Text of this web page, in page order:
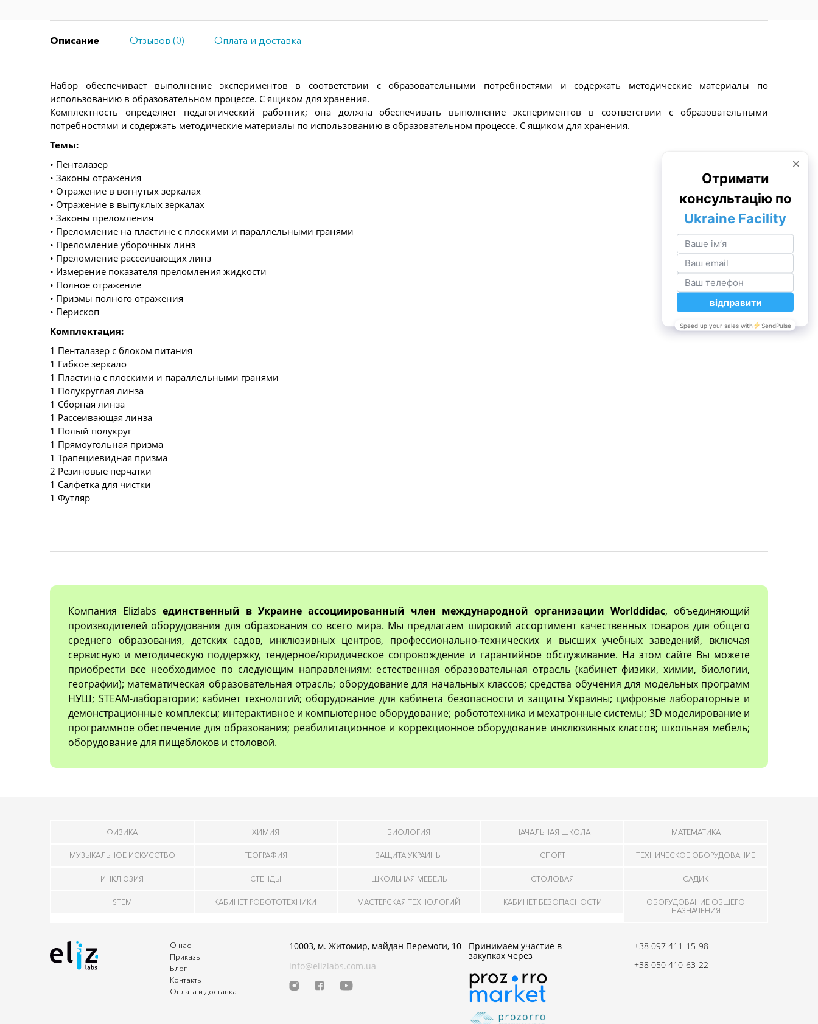
Описание Отзывов (0) Оплата и доставка
Набор обеспечивает выполнение экспериментов в соответствии с образовательными потребностями и содержать методические материалы по
использованию в образовательном процессе. С ящиком для хранения.
Комплектность определяет педагогический работник; она должна обеспечивать выполнение экспериментов в соответствии с образовательными
потребностями и содержать методические материалы по использованию в образовательном процессе. С ящиком для хранения.
Темы:
• Пенталазер
• Законы отражения
• Отражение в вогнутых зеркалах
• Отражение в выпуклых зеркалах
• Законы преломления
• Преломление на пластине с плоскими и параллельными гранями
• Преломление уборочных линз
• Преломление рассеивающих линз
• Измерение показателя преломления жидкости
• Полное отражение
• Призмы полного отражения
• Перископ
Комплектация:
1 Пенталазер с блоком питания
1 Гибкое зеркало
1 Пластина с плоскими и параллельными гранями
1 Полукруглая линза
1 Сборная линза
1 Рассеивающая линза
1 Полый полукруг
1 Прямоугольная призма
1 Трапециевидная призма
2 Резиновые перчатки
1 Салфетка для чистки
1 Футляр
Компания Elizlabs единственный в Украине ассоциированный член международной организации Worlddidac, объединяющий
производителей оборудования для образования со всего мира. Мы предлагаем широкий ассортимент качественных товаров для общего
среднего образования, детских садов, инклюзивных центров, профессионально-технических и высших учебных заведений, включая
сервисную и методическую поддержку, тендерное/юридическое сопровождение и гарантийное обслуживание. На этом сайте Вы можете
приобрести все необходимое по следующим направлениям: естественная образовательная отрасль (кабинет физики, химии, биологии,
географии); математическая образовательная отрасль; оборудование для начальных классов; средства обучения для модельных программ
НУШ; STEAM-лаборатории; кабинет технологий; оборудование для кабинета безопасности и защиты Украины; цифровые лабораторные и
демонстрационные комплексы; интерактивное и компьютерное оборудование; робототехника и мехатронные системы; 3D моделирование и
программное обеспечение для образования; реабилитационное и коррекционное оборудование инклюзивных классов; школьная мебель;
оборудование для пищеблоков и столовой.
ФИЗИКА ХИМИЯ БИОЛОГИЯ НАЧАЛЬНАЯ ШКОЛА МАТЕМАТИКА
МУЗЫКАЛЬНОЕ ИСКУССТВО ГЕОГРАФИЯ ЗАЩИТА УКРАИНЫ СПОРТ ТЕХНИЧЕСКОЕ ОБОРУДОВАНИЕ
ИНКЛЮЗИЯ СТЕНДЫ ШКОЛЬНАЯ МЕБЕЛЬ СТОЛОВАЯ САДИК
STEM КАБИНЕТ РОБОТОТЕХНИКИ МАСТЕРСКАЯ ТЕХНОЛОГИЙ КАБИНЕТ БЕЗОПАСНОСТИ
ОБОРУДОВАНИЕ ОБЩЕГО
НАЗНАЧЕНИЯ
О нас
Приказы
Блог
Контакты
Оплата и доставка
10003, м. Житомир, майдан Перемоги, 10
info@elizlabs.com.ua
Принимаем участие в
закупках через
+38 097 411-15-98
+38 050 410-63-22